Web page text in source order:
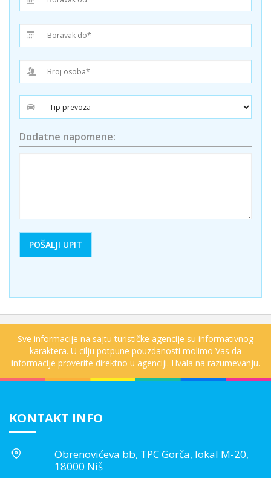
Dodatne napomene:
Sve informacije na sajtu turističke agencije su informativnog
karaktera. U cilju potpune pouzdanosti molimo Vas da
informacije proverite direktno u agenciji. Hvala na razumevanju.
KONTAKT INFO
Obrenovićeva bb, TPC Gorča, lokal M-20,
18000 Niš